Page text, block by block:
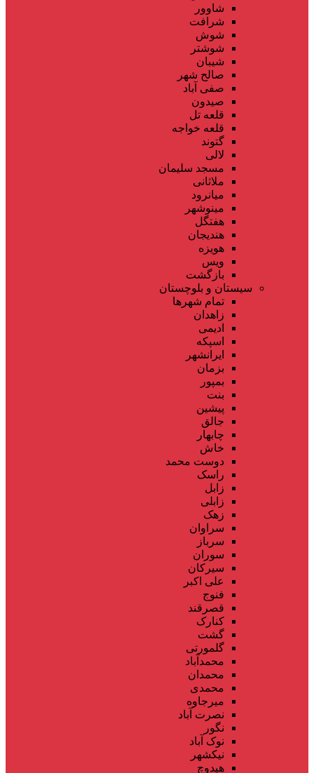
شاوور
شرافت
شوش
شوشتر
شیبان
صالح شهر
صفی آباد
صیدون
قلعه تل
قلعه خواجه
گتوند
لالی
مسجد سلیمان
ملاثانی
میانرود
مینوشهر
هفتگل
هندیجان
هویزه
ویس
بازگشت
سیستان و بلوچستان
تمام شهر‌ها
زاهدان
ادیمی
اسپکه
ایرانشهر
بزمان
بمپور
بنت
پیشین
جالق
چابهار
خاش
دوست محمد
راسک
زابل
زابلی
زهک
سراوان
سرباز
سوران
سیرکان
علی اکبر
فنوج
قصرقند
کنارک
گشت
گلمورتی
محمدآباد
محمدان
محمدی
میرجاوه
نصرت آباد
نگور
نوک آباد
نیکشهر
هیدوچ